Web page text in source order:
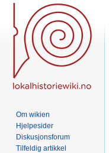
Om wikien
Hjelpesider
Diskusjonsforum
Tilfeldig artikkel